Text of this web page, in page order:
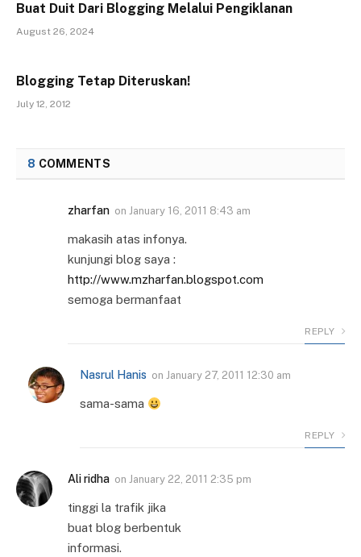
Buat Duit Dari Blogging Melalui Pengiklanan
August 26, 2024
Blogging Tetap Diteruskan!
July 12, 2012
8 COMMENTS
zharfan on January 16, 2011 8:43 am
makasih atas infonya.
kunjungi blog saya :
http://www.mzharfan.blogspot.com
semoga bermanfaat
REPLY
Nasrul Hanis on January 27, 2011 12:30 am
sama-sama
REPLY
Ali ridha on January 22, 2011 2:35 pm
tinggi la trafik jika
buat blog berbentuk
informasi.